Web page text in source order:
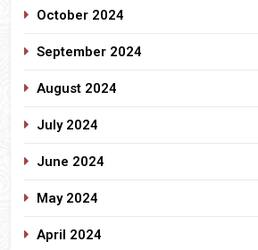
October 2024
September 2024
August 2024
July 2024
June 2024
May 2024
April 2024